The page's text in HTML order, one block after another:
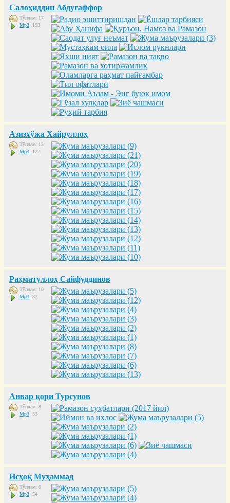
Салоҳиддин Абдуғаффор
Тўплам: 17
Mp3: 193
Азизхўжа Хайруллоҳ
Тўплам: 13
Mp3: 122
Раҳматуллоҳ Сайфуддинов
Тўплам: 10
Mp3: 82
Анвар қори Турсунов
Тўплам: 8
Mp3: 53
Исҳоқ Муҳаммад
Тўплам: 6
Mp3: 54